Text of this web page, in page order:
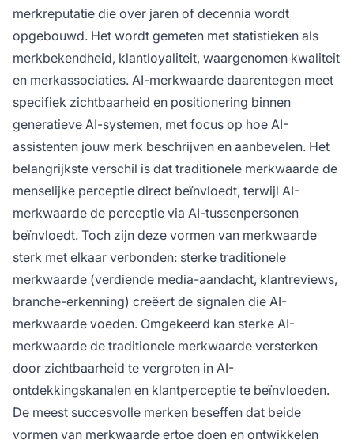
merkreputatie die over jaren of decennia wordt
opgebouwd. Het wordt gemeten met statistieken als
merkbekendheid, klantloyaliteit, waargenomen kwaliteit
en merkassociaties. AI-merkwaarde daarentegen meet
specifiek zichtbaarheid en positionering binnen
generatieve AI-systemen, met focus op hoe AI-
assistenten jouw merk beschrijven en aanbevelen. Het
belangrijkste verschil is dat traditionele merkwaarde de
menselijke perceptie direct beïnvloedt, terwijl AI-
merkwaarde de perceptie via AI-tussenpersonen
beïnvloedt. Toch zijn deze vormen van merkwaarde
sterk met elkaar verbonden: sterke traditionele
merkwaarde (verdiende media-aandacht, klantreviews,
branche-erkenning) creëert de signalen die AI-
merkwaarde voeden. Omgekeerd kan sterke AI-
merkwaarde de traditionele merkwaarde versterken
door zichtbaarheid te vergroten in AI-
ontdekkingskanalen en klantperceptie te beïnvloeden.
De meest succesvolle merken beseffen dat beide
vormen van merkwaarde ertoe doen en ontwikkelen